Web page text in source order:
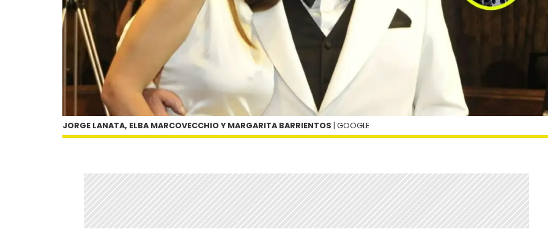
JORGE LANATA, ELBA MARCOVECCHIO Y MARGARITA BARRIENTOS | GOOGLE